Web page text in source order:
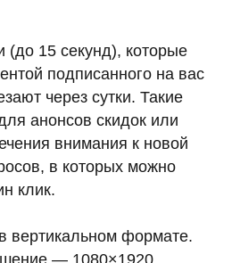
(до 15 секунд), которые
подписанного на вас
через сутки. Такие
анонсов скидок или
внимания к новой
в которых можно
клик.
вертикальном формате.
— 1080×1920.